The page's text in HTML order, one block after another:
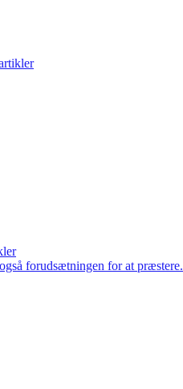
forudsætningen for at præstere.